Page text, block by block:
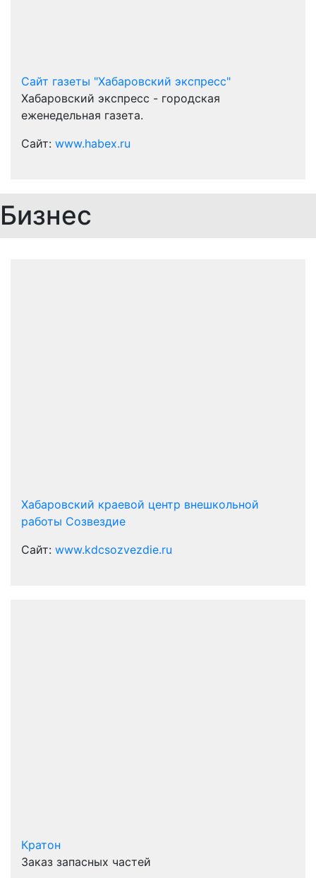
Сайт газеты "Хабаровский экспресс"
Хабаровский экспресс - городская
еженедельная газета.
Сайт: www.habex.ru
Бизнес
Хабаровский краевой центр внешкольной
работы Созвездие
Сайт: www.kdcsozvezdie.ru
Кратон
Заказ запасных частей